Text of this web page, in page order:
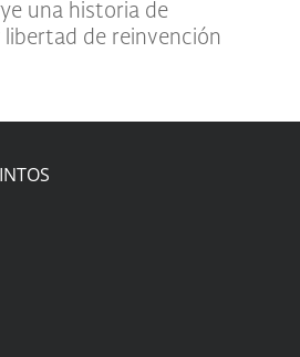
una historia de
de reinvención